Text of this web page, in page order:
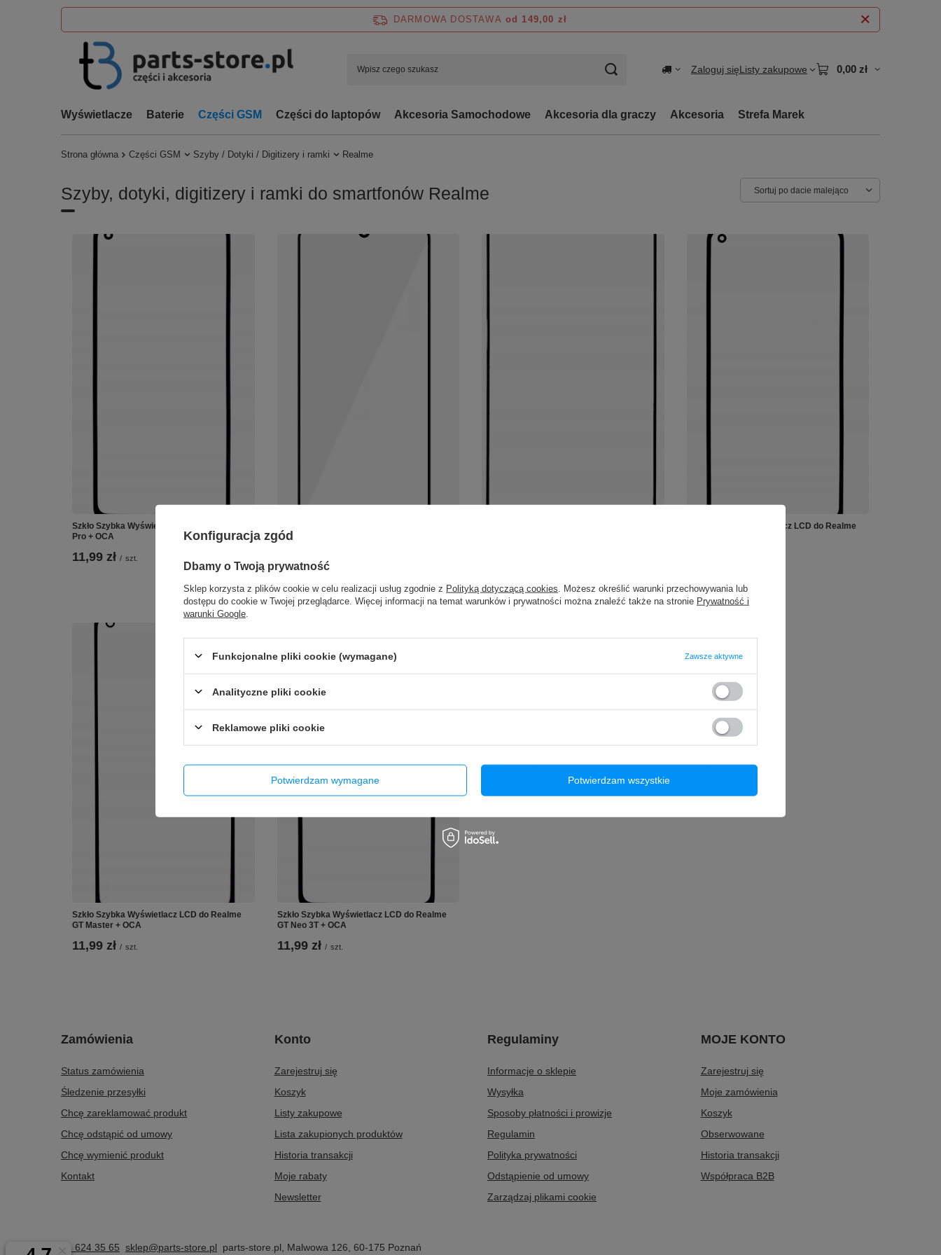
DARMOWA DOSTAWA od 149,00 zł
Zaloguj sięListy zakupowe 0,00 zł
Wyświetlacze Baterie Części GSM Części do laptopów Akcesoria Samochodowe Akcesoria dla graczy Akcesoria Strefa Marek
Strona główna Części GSM Szyby / Dotyki / Digitizery i ramki Realme
Szyby, dotyki, digitizery i ramki do smartfonów Realme Zmień sortowanie
Sortuj po dacie malejąco
Szkło Szybka Wyświetlacz LCD do Realme 11
Pro + OCA
11,99 zł / szt.
C51 + OCA
Szkło Szybka Wyświetlacz LCD do Realme
Szkło Szybka Wyświetlacz LCD do Realme
GT Master + OCA
11,99 zł / szt.
Szkło Szybka Wyświetlacz LCD do Realme
GT Neo 3T + OCA
11,99 zł / szt.
Zamówienia
Status zamówienia
Śledzenie przesyłki
Chcę zareklamować produkt
Chcę odstąpić od umowy
Chcę wymienić produkt
Kontakt
Konto
Zarejestruj się
Koszyk
Listy zakupowe
Lista zakupionych produktów
Historia transakcji
Moje rabaty
Newsletter
Regulaminy
Informacje o sklepie
Wysyłka
Sposoby płatności i prowizje
Regulamin
Polityka prywatności
Odstąpienie od umowy
Zarządzaj plikami cookie
MOJE KONTO
Zarejestruj się
Moje zamówienia
Koszyk
Obserwowane
Historia transakcji
Współpraca B2B
61 624 35 65 sklep@parts-store.pl parts-store.pl Malwowa 126 60-175 Poznań
Konfiguracja zgód
Dbamy o Twoją prywatność
Sklep korzysta z plików cookie w celu realizacji usług zgodnie z Polityką dotyczącą cookies . Możesz określić warunki przechowywania lub
dostępu do cookie w Twojej przeglądarce. Więcej informacji na temat warunków i prywatności można znaleźć także na stronie Prywatność i
warunki Google
Funkcjonalne pliki cookie (wymagane) Zawsze aktywne
Analityczne pliki cookie
Reklamowe pliki cookie
Potwierdzam wymagane Potwierdzam wszystkie